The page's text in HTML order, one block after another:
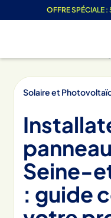
OFFRE
Solaire et
Seine-
: guide